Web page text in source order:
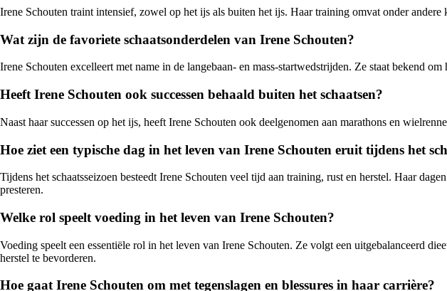
Irene Schouten traint intensief, zowel op het ijs als buiten het ijs. Haar training omvat onder
Wat zijn de favoriete schaatsonderdelen van Irene Schouten?
Irene Schouten excelleert met name in de langebaan- en mass-startwedstrijden. Ze staat bekend
Heeft Irene Schouten ook successen behaald buiten het schaatsen?
Naast haar successen op het ijs, heeft Irene Schouten ook deelgenomen aan marathons en
Hoe ziet een typische dag in het leven van Irene Schouten eruit tijdens het
Tijdens het schaatsseizoen besteedt Irene Schouten veel tijd aan training, rust en herstel. Haar
presteren.
Welke rol speelt voeding in het leven van Irene Schouten?
Voeding speelt een essentiële rol in het leven van Irene Schouten. Ze volgt een uitgebalanceerd
herstel te bevorderen.
Hoe gaat Irene Schouten om met tegenslagen en blessures in haar carrière?